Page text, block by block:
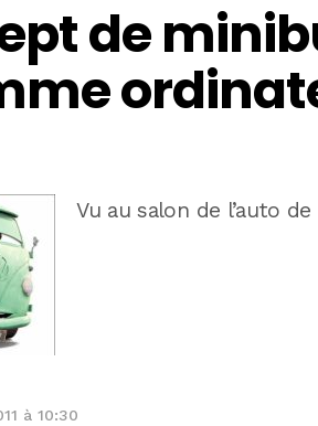
de
Vu au salon de l’auto
à 10:30